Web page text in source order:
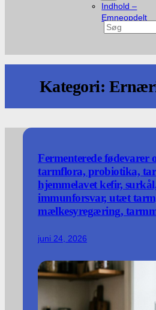
Indhold –
Emneopdelt
Søg
Kategori:
Fermenterede fødevarer
tarmflora, probiotika,
hjemmelavet kefir,
immunforsvar, utæt
mælkesyregæring,
juni 24, 2026